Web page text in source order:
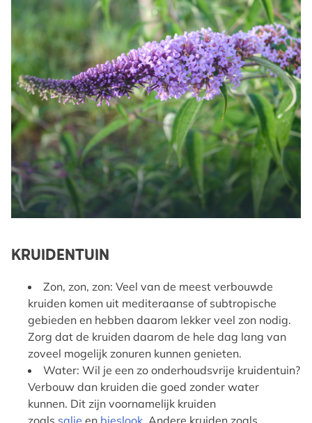
KRUIDENTUIN
Zon, zon, zon: Veel van de meest verbouwde
kruiden komen uit mediteraanse of subtropische
gebieden en hebben daarom lekker veel zon nodig.
Zorg dat de kruiden daarom de hele dag lang van
zoveel mogelijk zonuren kunnen genieten.
Water: Wil je een zo onderhoudsvrije kruidentuin?
Verbouw dan kruiden die goed zonder water
kunnen. Dit zijn voornamelijk kruiden
zoals salie en bieslook . Andere kruiden zoals